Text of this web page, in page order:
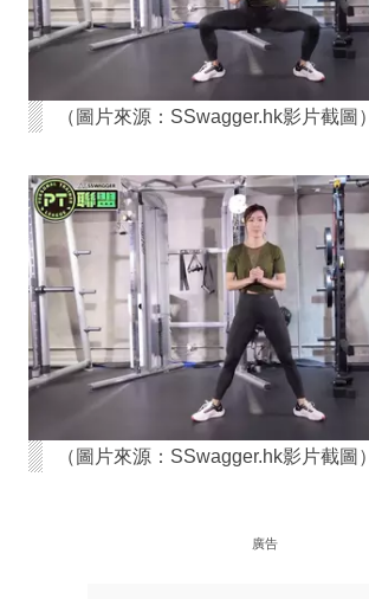
（圖片來源：SSwagger.hk影片截圖）
（圖片來源：SSwagger.hk影片截圖）
廣告